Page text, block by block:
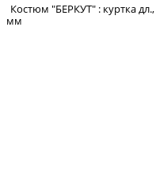
Костюм "БЕРКУТ" : куртка
мм